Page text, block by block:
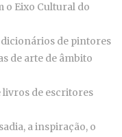
o Eixo Cultural do
de pintores
de arte de âmbito
livros de escritores
a inspiração, o